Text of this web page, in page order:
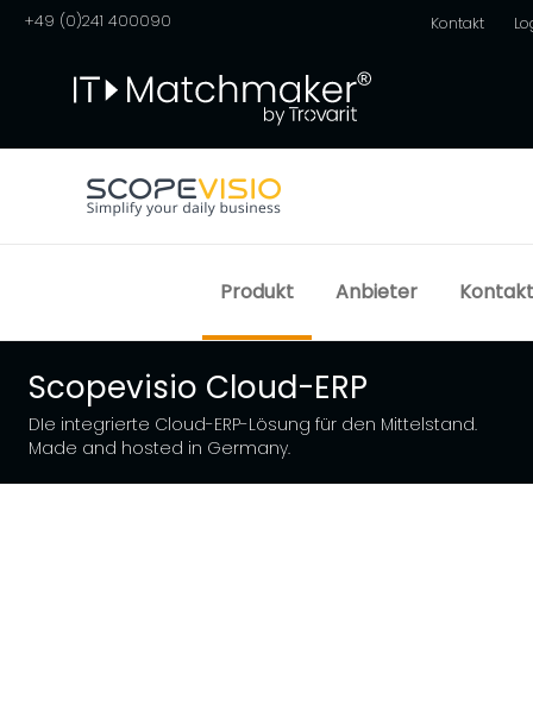
+49 (0)241 400090 Kontakt
Produkt Anbieter Kontakt
Scopevisio Cloud-ERP
DIe integrierte Cloud-ERP-Lösung für den Mittelstand.
Made and hosted in Germany.